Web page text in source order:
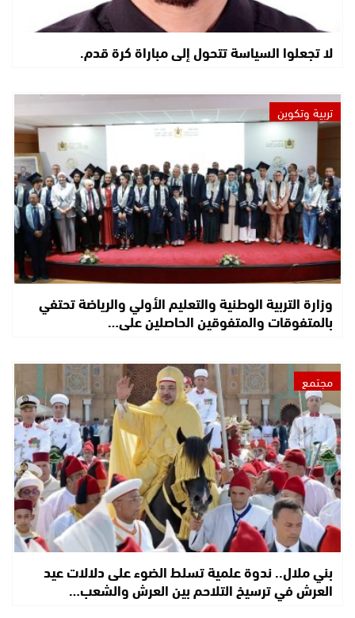
لا تجعلوا السياسة تتحول إلى مباراة كرة قدم.
تربية وتكوين
وزارة التربية الوطنية والتعليم الأولي والرياضة تحتفي
بالمتفوقات والمتفوقين الحاصلين على…
مجتمع
بني ملال.. ندوة علمية تسلط الضوء على دلالات عيد
العرش في ترسيخ التلاحم بين العرش والشعب…